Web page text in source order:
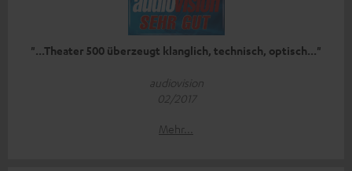
"...Theater 500 überzeugt klanglich, technisch, optisch..."
audiovision
02/2017
Mehr...